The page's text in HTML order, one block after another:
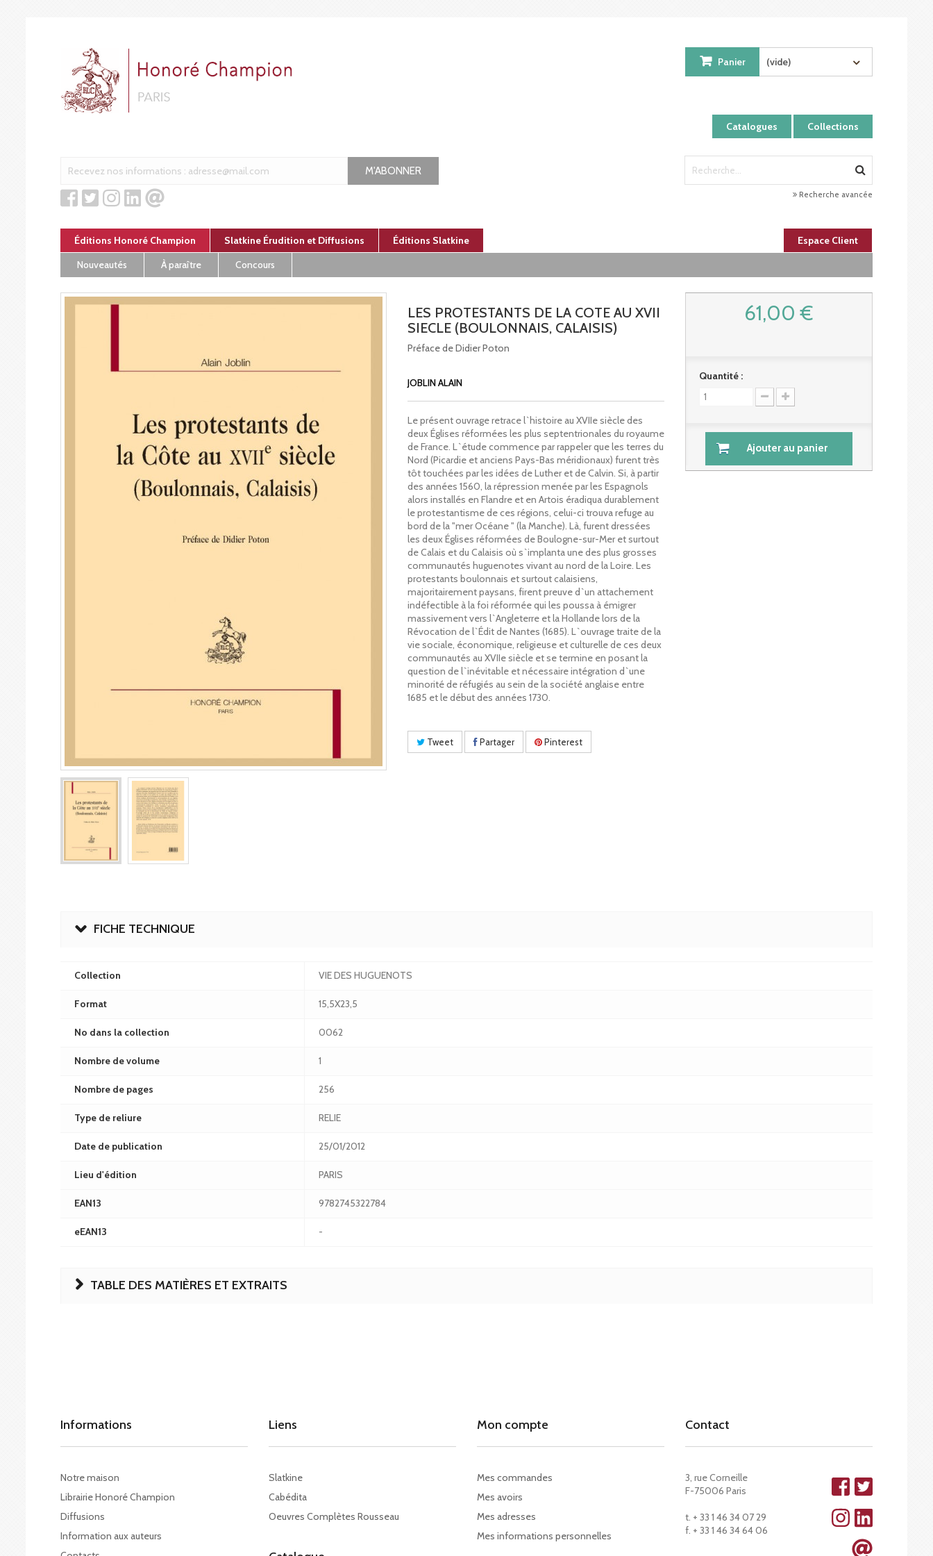
Catalogues Collections
Panier (vide)
M'ABONNER
Recherche avancée
Éditions Honoré Champion Slatkine Érudition et Diffusions Éditions Slatkine
Espace Client
Nouveautés
À paraître Concours
LES PROTESTANTS DE LA COTE AU XVII
SIECLE (BOULONNAIS, CALAISIS)
Préface de Didier Poton
JOBLIN ALAIN
Le présent ouvrage retrace l`histoire au XVIIe siècle des
deux Églises réformées les plus septentrionales du royaume
de France. L`étude commence par rappeler que les terres du
Nord (Picardie et anciens Pays-Bas méridionaux) furent très
tôt touchées par les idées de Luther et de Calvin. Si, à partir
des années 1560, la répression menée par les Espagnols
alors installés en Flandre et en Artois éradiqua durablement
le protestantisme de ces régions, celui-ci trouva refuge au
bord de la "mer Océane " (la Manche). Là, furent dressées
les deux Églises réformées de Boulogne-sur-Mer et surtout
de Calais et du Calaisis où s`implanta une des plus grosses
communautés huguenotes vivant au nord de la Loire. Les
protestants boulonnais et surtout calaisiens,
majoritairement paysans, firent preuve d`un attachement
indéfectible à la foi réformée qui les poussa à émigrer
massivement vers l`Angleterre et la Hollande lors de la
Révocation de l`Édit de Nantes (1685). L`ouvrage traite de la
vie sociale, économique, religieuse et culturelle de ces deux
communautés au XVIIe siècle et se termine en posant la
question de l`inévitable et nécessaire intégration d`une
minorité de réfugiés au sein de la société anglaise entre
1685 et le début des années 1730.
Tweet Partager Pinterest
61,00 €
Quantité :
Ajouter au panier
FICHE TECHNIQUE
Collection VIE DES HUGUENOTS
Format 15,5X23,5
No dans la collection 0062
Nombre de volume 1
Nombre de pages 256
Type de reliure RELIE
Date de publication 25/01/2012
Lieu d'édition PARIS
EAN13 9782745322784
eEAN13 -
TABLE DES MATIÈRES ET EXTRAITS
Informations
Notre maison
Librairie Honoré Champion
Diffusions
Information aux auteurs
Liens
Slatkine
Cabédita
Oeuvres Complètes Rousseau
Mon compte
Mes commandes
Mes avoirs
Mes adresses
Mes informations personnelles
Contact
3, rue Corneille
F-75006 Paris
t. + 33 1 46 34 07 29
f. + 33 1 46 34 64 06